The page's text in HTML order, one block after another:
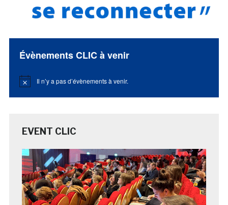
Évènements CLIC à venir
Notice Il n’y a pas d’évènements à venir.
EVENT CLIC